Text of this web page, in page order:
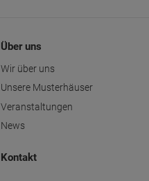
Über uns
Wir über uns
Unsere Musterhäuser
Veranstaltungen
News
Kontakt